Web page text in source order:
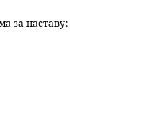
за наставу: